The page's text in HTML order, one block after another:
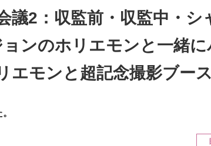
けIT製品の総合サイト IT製品の技術・比較・事例
議2：収監前・収監中・シ
ンのホリエモンと一緒に
モンと超記念撮影ブース